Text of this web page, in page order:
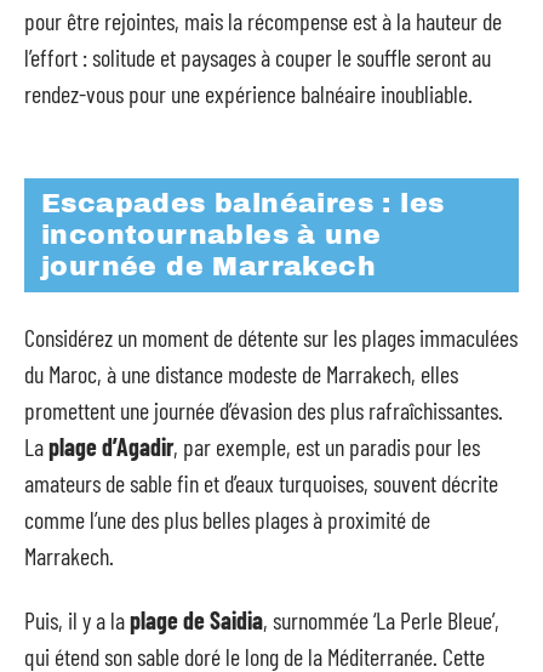
pour être rejointes, mais la récompense est à la hauteur de
l’effort : solitude et paysages à couper le souffle seront au
rendez-vous pour une expérience balnéaire inoubliable.
Escapades balnéaires : les
incontournables à une
journée de Marrakech
Considérez un moment de détente sur les plages immaculées
du Maroc, à une distance modeste de Marrakech, elles
promettent une journée d’évasion des plus rafraîchissantes.
Laplage d’Agadir, par exemple, est un paradis pour les
amateurs de sable fin et d’eaux turquoises, souvent décrite
comme l’une des plus belles plages à proximité de
Marrakech.
Puis, il y a laplage de Saidia, surnommée ‘La Perle Bleue’,
qui étend son sable doré le long de la Méditerranée. Cette